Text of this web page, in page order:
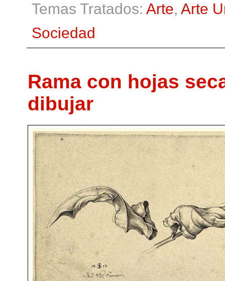
Temas Tratados: Arte, Arte
Sociedad
Rama con hojas
dibujar